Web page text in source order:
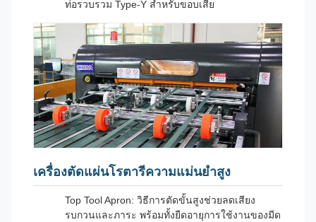
ท่อรวบรวม Type-Y สำหรับขอบเสีย
เครื่องตัดแผ่นโรตารีความแม่นยำสูง
Top Tool Apron: วิธีการตัดขั้นสูงช่วยลดเสียง
รบกวนและภาระ พร้อมทั้งยืดอายุการใช้งานของมีด